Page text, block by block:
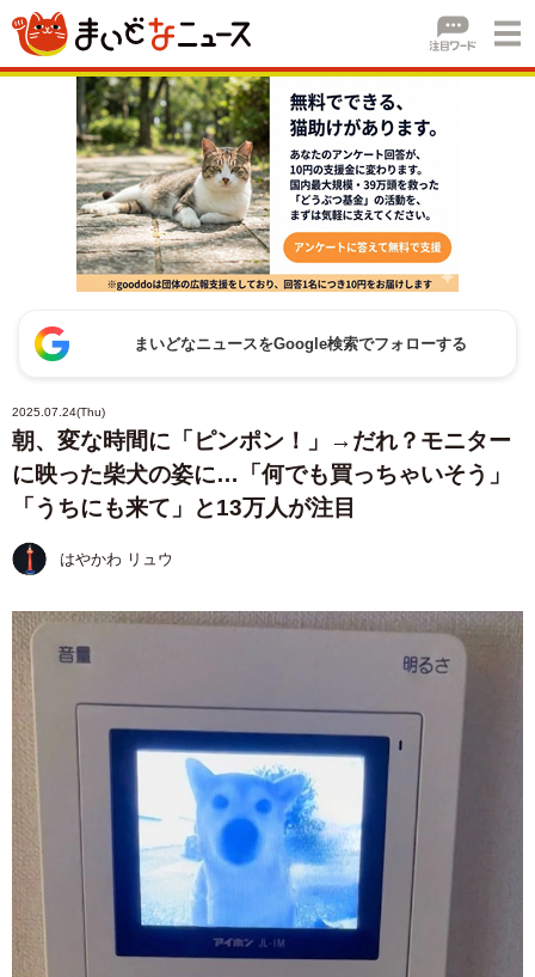
まいどなニュースをGoogle検索でフォローする
2025.07.24(Thu)
朝、変な時間に「ピンポン！」→だれ？モニター
に映った柴犬の姿に…「何でも買っちゃいそう」
「うちにも来て」と13万人が注目
はやかわ リュウ